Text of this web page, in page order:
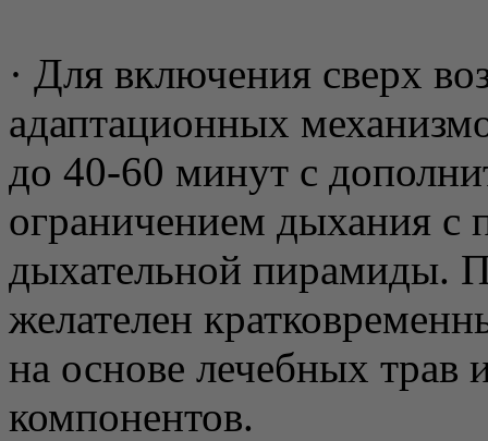
· Для включения сверх
адаптационных
до 40-60 минут с
ограничением дыхания с
дыхательной пирамиды.
желателен
на основе лечебных трав
компонентов.